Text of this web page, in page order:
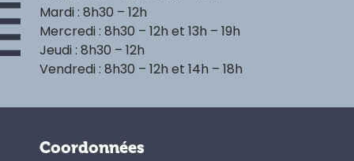
Mardi : 8h30 – 12h
Mercredi : 8h30 – 12h et 13h – 19h
Jeudi : 8h30 – 12h
Vendredi : 8h30 – 12h et 14h – 18h
Coordonnées